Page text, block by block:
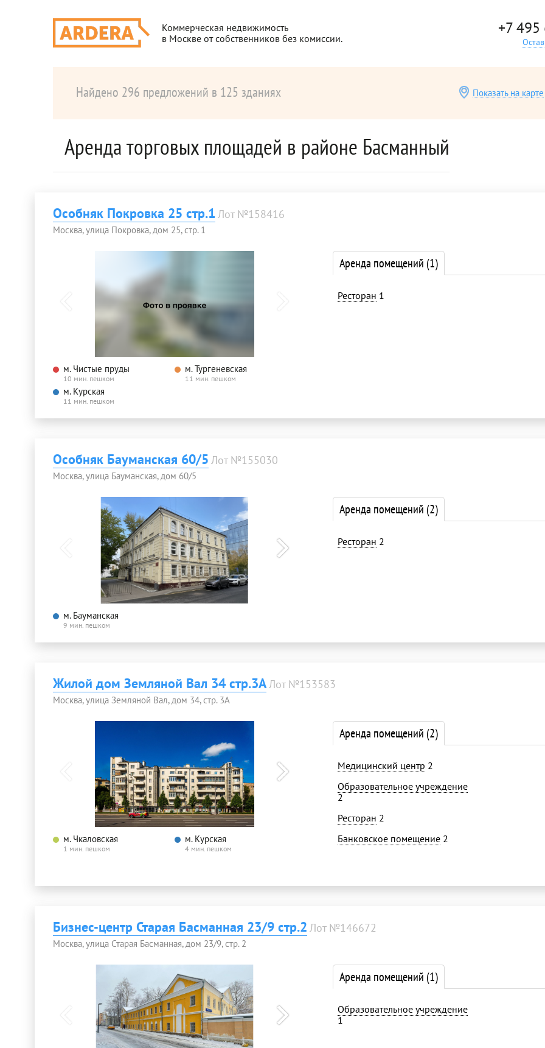
Коммерческая недвижимость
в Москве от собственников без комиссии.
+7
Найдено 296 предложений в 125 зданиях Показать на карте
Аренда торговых площадей в районе Басманный
Особняк Покровка 25 стр.1 Лот №158416
Москва, улица Покровка, дом 25, стр. 1
м. Чистые пруды
10 мин. пешком
м. Тургеневская
11 мин. пешком
м. Курская
11 мин. пешком
Аренда помещений (1)
Ресторан 1
Особняк Бауманская 60/5 Лот №155030
Москва, улица Бауманская, дом 60/5
м. Бауманская
9 мин. пешком
Аренда помещений (2)
Ресторан 2
Жилой дом Земляной Вал 34 стр.3АЛот №153583
Москва, улица Земляной Вал, дом 34, стр. 3А
м. Чкаловская
1 мин. пешком
м. Курская
4 мин. пешком
Аренда помещений (2)
Медицинский центр 2
Образовательное учреждение
2
Ресторан 2
Банковское помещение 2
Бизнес-центр Старая Басманная 23/9 стр.2 Лот №146672
Москва, улица Старая Басманная, дом 23/9, стр. 2
Аренда помещений (1)
Образовательное учреждение
1